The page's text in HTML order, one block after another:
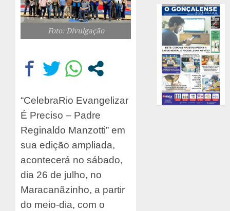
Foto: Divulgação
“CelebraRio Evangelizar
É Preciso – Padre
Reginaldo Manzotti” em
sua edição ampliada,
acontecerá no sábado,
dia 26 de julho, no
Maracanãzinho, a partir
do meio-dia, com o